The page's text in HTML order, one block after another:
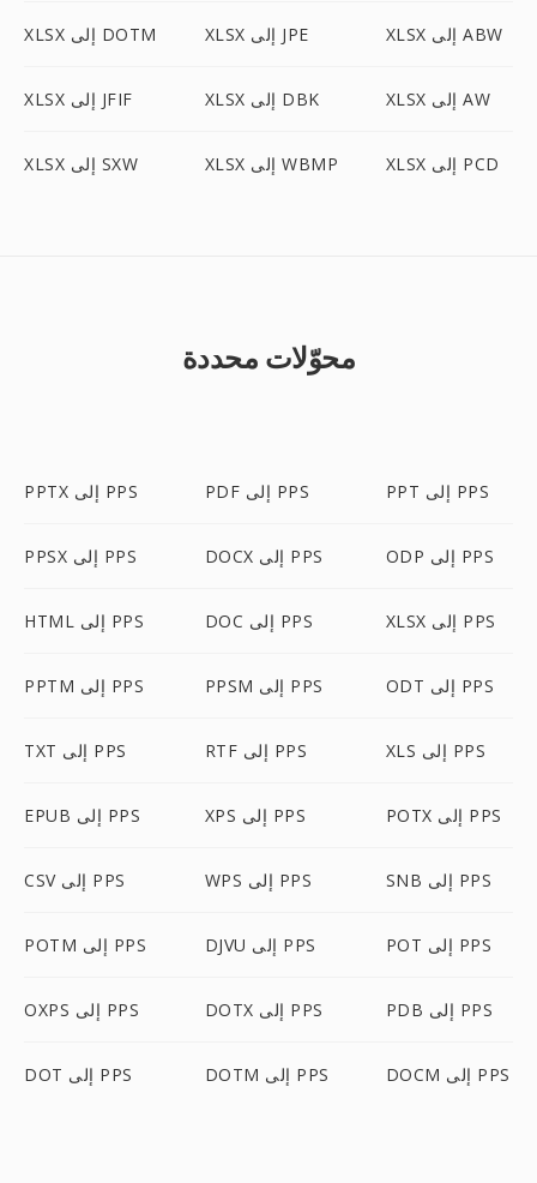
XLSX إلى DOTM XLSX إلى JPE XLSX إلى ABW
XLSX إلى JFIF XLSX إلى DBK XLSX إلى AW
XLSX إلى SXW XLSX إلى WBMP XLSX إلى PCD
محوّلات محددة
PPTX إلى PPS PDF إلى PPS PPT إلى PPS
PPSX إلى PPS DOCX إلى PPS ODP إلى PPS
HTML إلى PPS DOC إلى PPS XLSX إلى PPS
PPTM إلى PPS PPSM إلى PPS ODT إلى PPS
TXT إلى PPS RTF إلى PPS XLS إلى PPS
EPUB إلى PPS XPS إلى PPS POTX إلى PPS
CSV إلى PPS WPS إلى PPS SNB إلى PPS
POTM إلى PPS DJVU إلى PPS POT إلى PPS
OXPS إلى PPS DOTX إلى PPS PDB إلى PPS
DOT إلى PPS DOTM إلى PPS DOCM إلى PPS